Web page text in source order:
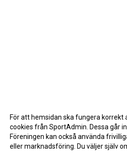
För att hemsidan ska fungera korrekt
cookies från SportAdmin. Dessa går
Föreningen kan också använda
eller marknadsföring. Du väljer själv